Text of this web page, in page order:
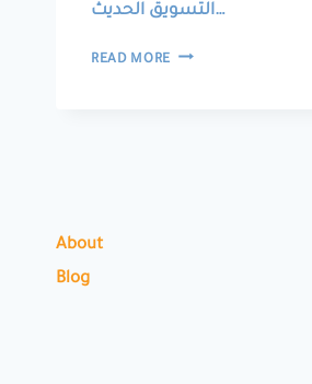
التسويق الحديث…
READ MORE بنعمل
About
Blog